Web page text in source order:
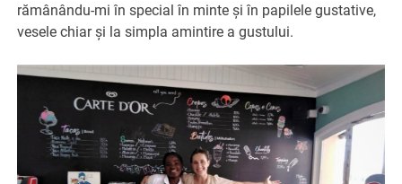
rămânându-mi în special în minte și în papilele gustative,
vesele chiar și la simpla amintire a gustului.